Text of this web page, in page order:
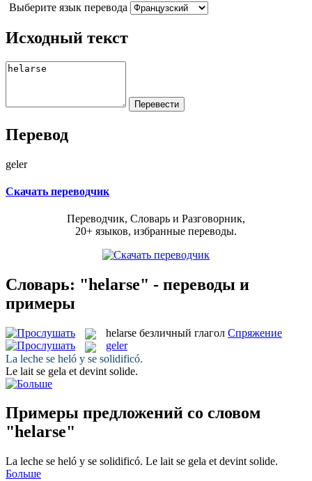
Выберите язык перевода
Исходный текст
Перевод
geler
Скачать переводчик
Переводчик, Словарь и Разговорник,
20+ языков, избранные переводы.
Словарь: "helarse" - переводы и
примеры
helarse безличный глагол Спряжение
geler
La leche se heló y se solidificó.
Le lait se gela et devint solide.
Примеры предложений со словом
"helarse"
La leche se heló y se solidificó. Le lait se gela et devint solide.
Больше